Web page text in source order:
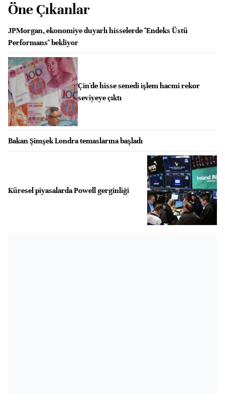
Öne Çıkanlar
JPMorgan, ekonomiye duyarlı hisselerde "Endeks Üstü
Performans" bekliyor
Çin'de hisse senedi işlem hacmi rekor
seviyeye çıktı
Bakan Şimşek Londra temaslarına başladı
Küresel piyasalarda Powell gerginliği